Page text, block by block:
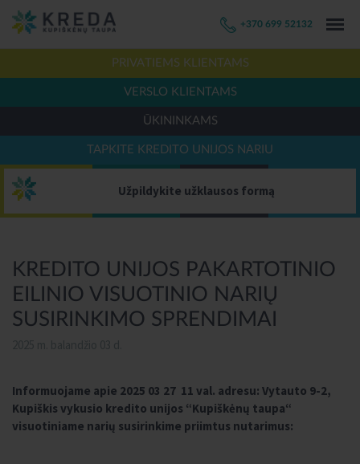
+370 699 52132
PRIVATIEMS KLIENTAMS
VERSLO KLIENTAMS
ŪKININKAMS
TAPKITE KREDITO UNIJOS NARIU
Užpildykite užklausos formą
KREDITO UNIJOS PAKARTOTINIO
EILINIO VISUOTINIO NARIŲ
SUSIRINKIMO SPRENDIMAI
Informuojame apie 2025 03 27 11 val. adresu: Vytauto 9-2,
Kupiškis vykusio kredito unijos “Kupiškėnų taupa“
visuotiniame narių susirinkime priimtus nutarimus: